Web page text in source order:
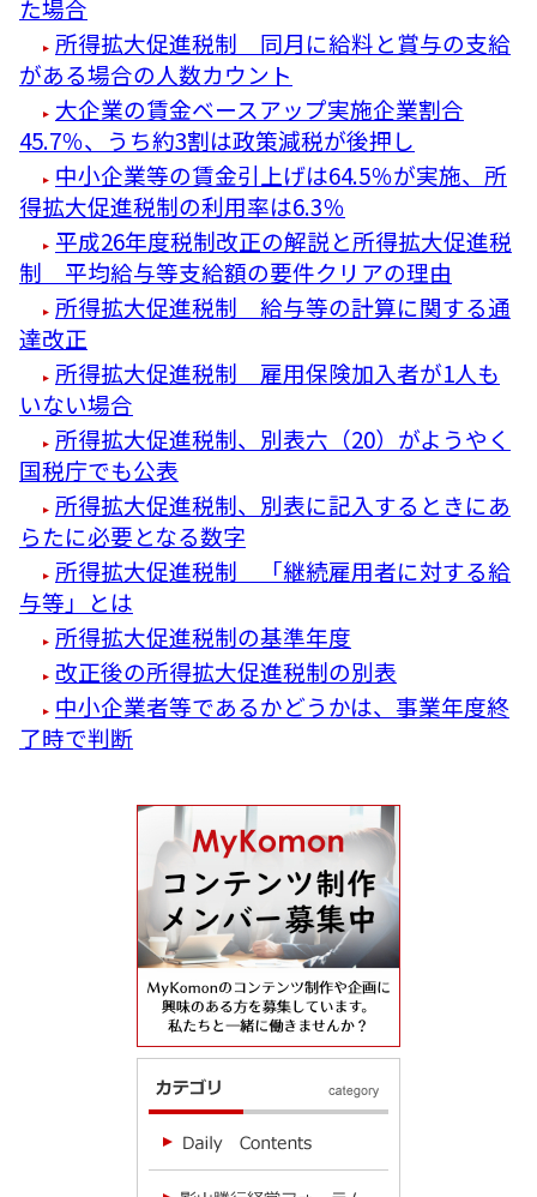
た場合
所得拡大促進税制 同月に給料と賞与の支給
がある場合の人数カウント
大企業の賃金ベースアップ実施企業割合
45.7％、うち約3割は政策減税が後押し
中小企業等の賃金引上げは64.5％が実施、所
得拡大促進税制の利用率は6.3％
平成26年度税制改正の解説と所得拡大促進税
制 平均給与等支給額の要件クリアの理由
所得拡大促進税制 給与等の計算に関する通
達改正
所得拡大促進税制 雇用保険加入者が1人も
いない場合
所得拡大促進税制、別表六（20）がようやく
国税庁でも公表
所得拡大促進税制、別表に記入するときにあ
らたに必要となる数字
所得拡大促進税制 「継続雇用者に対する給
与等」とは
所得拡大促進税制の基準年度
改正後の所得拡大促進税制の別表
中小企業者等であるかどうかは、事業年度終
了時で判断